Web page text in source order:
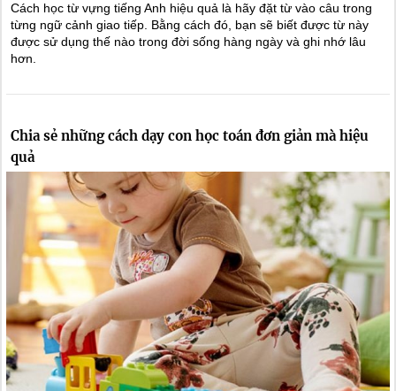
Cách học từ vựng tiếng Anh hiệu quả là hãy đặt từ vào câu trong
từng ngữ cảnh giao tiếp. Bằng cách đó, bạn sẽ biết được từ này
được sử dụng thế nào trong đời sống hàng ngày và ghi nhớ lâu
hơn.
Chia sẻ những cách dạy con học toán đơn giản mà hiệu
quả